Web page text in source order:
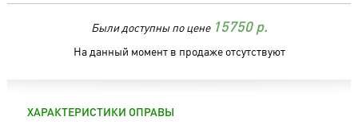
Были доступны по цене 15750р.
На данный момент в продаже отсутствуют
ХАРАКТЕРИСТИКИ ОПРАВЫ